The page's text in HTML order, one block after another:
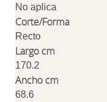
No aplica
Corte/Forma
Recto
Largo cm
170.2
Ancho cm
68.6